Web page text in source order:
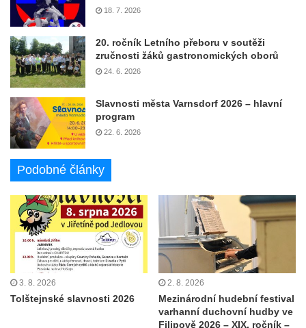
18. 7. 2026
20. ročník Letního přeboru v soutěži
zručnosti žáků gastronomických oborů
24. 6. 2026
Slavnosti města Varnsdorf 2026 – hlavní
program
22. 6. 2026
Podobné články
3. 8. 2026
Tolštejnské slavnosti 2026
2. 8. 2026
Mezinárodní hudební festival
varhanní duchovní hudby ve
Filipově 2026 – XIX. ročník –